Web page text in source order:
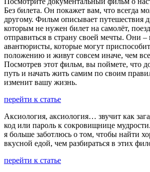
Без билета. Он покажет вам, что всегда
другому. Фильм описывает путешествия
которым не нужен билет на самолёт,
отправиться в страну своей мечты. Они –
авантюристы, которые могут
положению и живут совсем иначе, чем
Посмотрев этот фильм, вы поймете, что
путь и начать жить самим по своим
изменит вашу жизнь.
перейти к статье
Аксиология, аксиология… звучит как
код или пароль к сокровищнице
я больше заботлюсь о том, чтобы найти
вкусной едой, чем разбираться в этих
перейти к статье